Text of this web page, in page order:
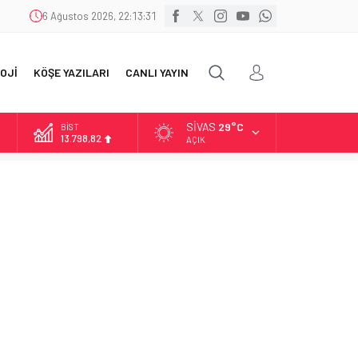
6 Ağustos 2026, 22:13:32
KÖŞE YAZILARI CANLI YAYIN
DOLAR
47,5921
SIVAS 29°C
AÇIK